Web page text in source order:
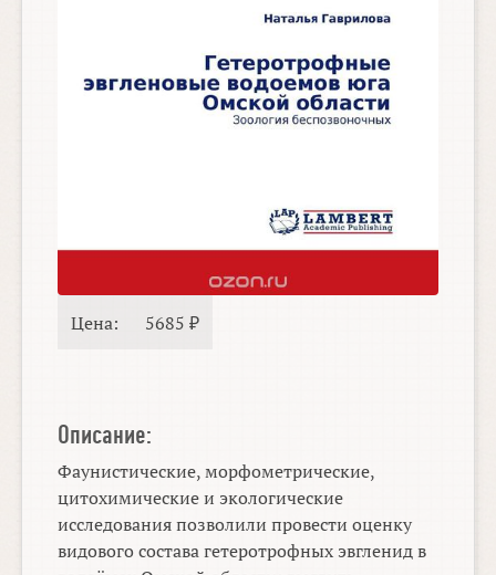
Цена: 5685 ₽
Описание:
Фаунистические, морфометрические,
цитохимические и экологические
исследования позволили провести оценку
видового состава гетеротрофных эвгленид в